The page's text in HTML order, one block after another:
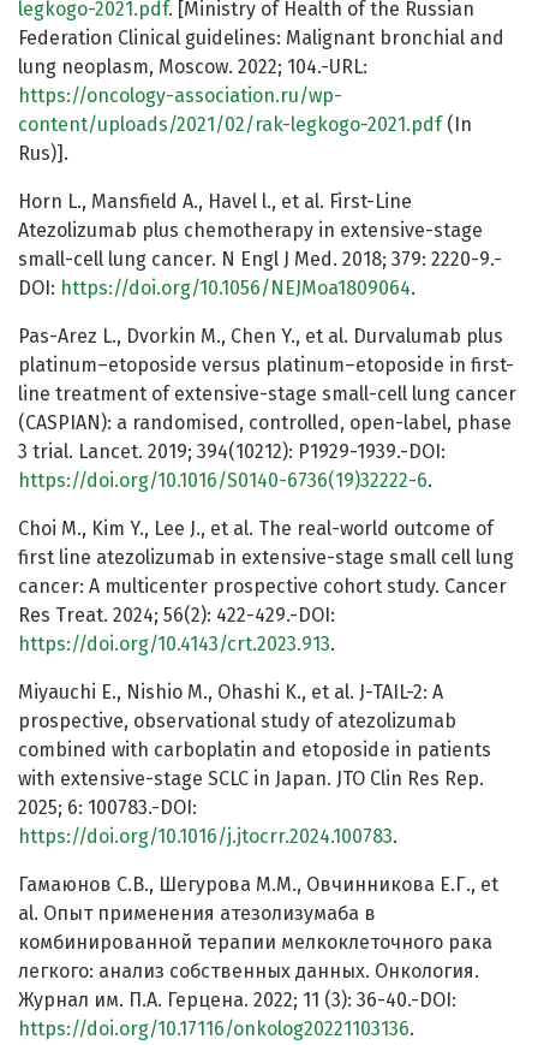
legkogo-2021.pdf. [Ministry of Health of the Russian
Federation Clinical guidelines: Malignant bronchial and
lung neoplasm, Moscow. 2022; 104.-URL:
https://oncology-association.ru/wp-
content/uploads/2021/02/rak-legkogo-2021.pdf(In
Rus)].
Horn L., Mansfield A., Havel l., et al. First-Line
Atezolizumab plus chemotherapy in extensive-stage
small-cell lung cancer. N Engl J Med. 2018; 379: 2220-9.-
DOI: https://doi.org/10.1056/NEJMoa1809064.
Pas-Arez L., Dvorkin M., Chen Y., et al. Durvalumab plus
platinum–etoposide versus platinum–etoposide in first-
line treatment of extensive-stage small-cell lung cancer
(CASPIAN): a randomised, controlled, open-label, phase
3 trial. Lancet. 2019; 394(10212): P1929-1939.-DOI:
https://doi.org/10.1016/S0140-6736(19)32222-6.
Choi M., Kim Y., Lee J., et al. The real-world outcome of
first line atezolizumab in extensive-stage small cell lung
cancer: A multicenter prospective cohort study. Cancer
Res Treat. 2024; 56(2): 422-429.-DOI:
https://doi.org/10.4143/crt.2023.913.
Miyauchi E., Nishio M., Ohashi K., et al. J-TAIL-2: A
prospective, observational study of atezolizumab
combined with carboplatin and etoposide in patients
with extensive-stage SCLC in Japan. JTO Clin Res Rep.
2025; 6: 100783.-DOI:
https://doi.org/10.1016/j.jtocrr.2024.100783.
Гамаюнов С.В., Шегурова М.М., Овчинникова Е.Г., et
al. Опыт применения атезолизумаба в
комбинированной терапии мелкоклеточного рака
легкого: анализ собственных данных. Онкология.
Журнал им. П.А. Герцена. 2022; 11 (3): 36-40.-DOI:
https://doi.org/10.17116/onkolog20221103136.